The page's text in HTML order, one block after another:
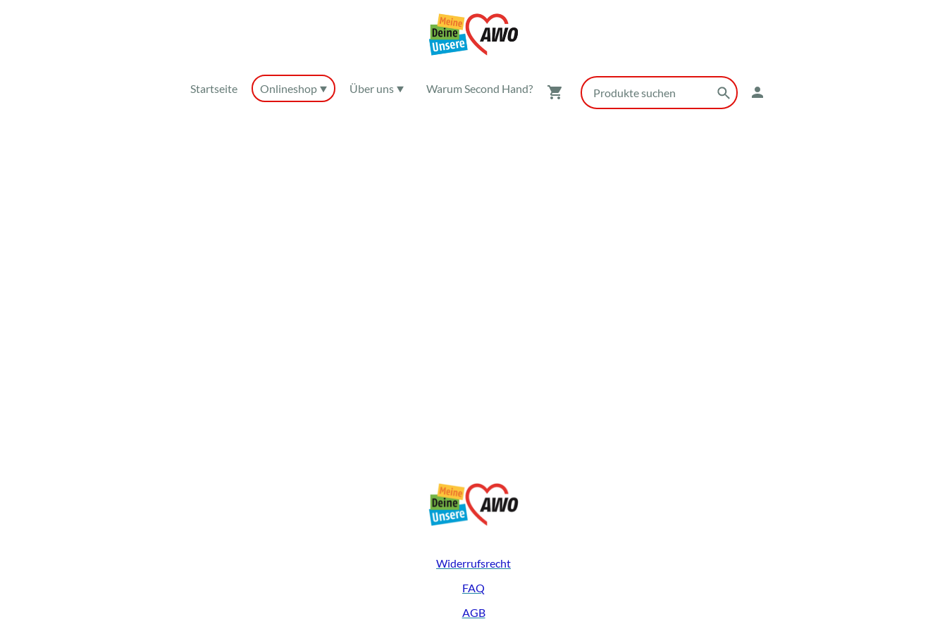
Startseite Onlineshop Über uns Warum Second Hand?
Widerrufsrecht
FAQ
AGB